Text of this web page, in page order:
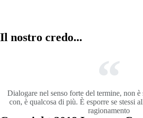
Il nostro credo...
Dialogare nel senso forte del termine, non è
con, è qualcosa di più. È esporre se stessi
ragionamento